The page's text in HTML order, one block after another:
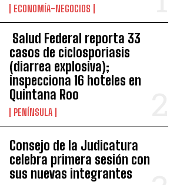
ECONOMÍA-NEGOCIOS
Salud Federal reporta 33
casos de ciclosporiasis
(diarrea explosiva);
inspecciona 16 hoteles en
Quintana Roo
PENÍNSULA
Consejo de la Judicatura
celebra primera sesión con
sus nuevas integrantes